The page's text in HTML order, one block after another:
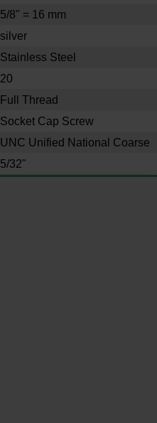
5/8" = 16 mm
silver
Stainless Steel
20
Full Thread
Socket Cap Screw
UNC Unified National Coarse
5/32"